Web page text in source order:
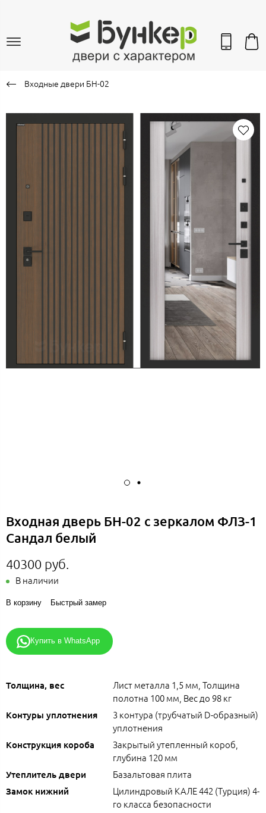
Входные двери БН-02
Входная дверь БН-02 с зеркалом ФЛЗ-1
Сандал белый
40300 руб.
В наличии
В корзину Быстрый замер
Купить в WhatsApp
Толщина, вес
Лист металла 1,5 мм, Толщина
полотна 100 мм, Вес до 98 кг
Контуры уплотнения
3 контура (трубчатый D-образный)
уплотнения
Конструкция короба
Закрытый утепленный короб,
глубина 120 мм
Утеплитель двери Базальтовая плита
Замок нижний
Цилиндровый КАЛЕ 442 (Турция) 4-
го класса безопасности